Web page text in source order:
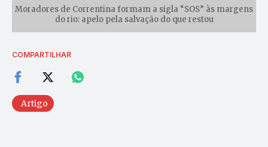
Moradores de Correntina formam a sigla “SOS” às margens
do rio: apelo pela salvação do que restou
COMPARTILHAR
Artigo